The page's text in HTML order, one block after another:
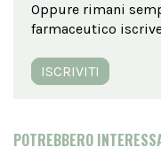
Oppure rimani
farmaceutico
ISCRIVITI
POTREBBERO